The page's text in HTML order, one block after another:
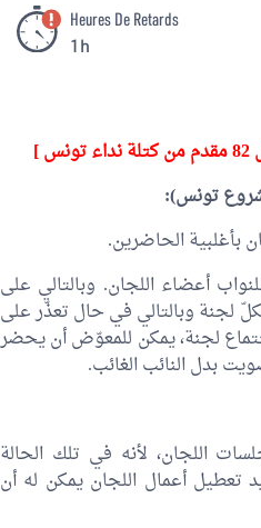
Heures De Retards
1h
نداء تونس ]
تونس):
الحاضرين.
أعضاء اللجان. وبالتالي على
3 معوضين لكلّ لجنة وبالتالي في حال تعذّر على
لجنة، يمكن للمعوّض أن يحضر
بدل النائب الغائب.
اللجان، لأنه في تلك الحالة
تعطيل أعمال اللجان يمكن له أن